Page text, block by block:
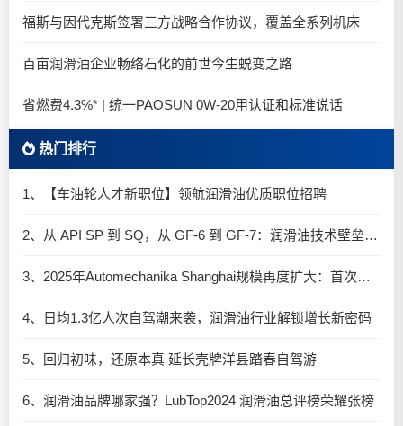
福斯与因代克斯签署三方战略合作协议，覆盖全系列机床
百亩润滑油企业畅络石化的前世今生蜕变之路
省燃费4.3%* | 统一PAOSUN 0W-20用认证和标准说话
热门排行
1、【车油轮人才新职位】领航润滑油优质职位招聘
2、从 API SP 到 SQ，从 GF-6 到 GF-7：润滑油技术壁垒再升高，你准备好了吗？
3、2025年Automechanika Shanghai规模再度扩大：首次启用国家会展中心（上海）全部15个展馆
4、日均1.3亿人次自驾潮来袭，润滑油行业解锁增长新密码​
5、回归初味，还原本真 延长壳牌洋县踏春自驾游
6、润滑油品牌哪家强？LubTop2024 润滑油总评榜荣耀张榜